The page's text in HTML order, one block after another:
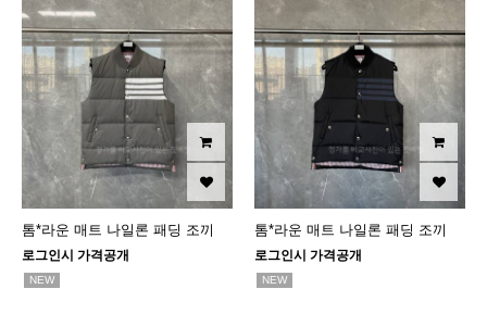
톰*라운 매트 나일론 패딩 조끼
로그인시 가격공개
NEW
톰*라운 매트 나일론 패딩 조끼
로그인시 가격공개
NEW